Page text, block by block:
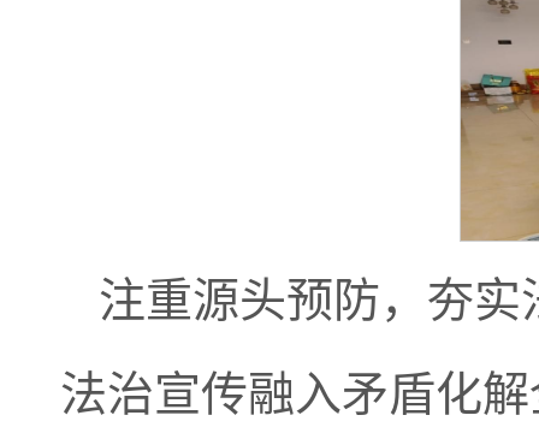
注重源头预防，夯
法治宣传融入矛盾化